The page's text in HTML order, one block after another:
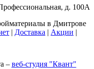
д. 100А
в Дмитрове
| Доставка | Акции |
– веб-студия "Квант"